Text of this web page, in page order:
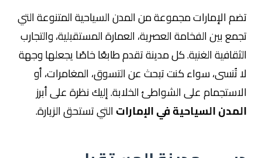
تضم الإمارات مجموعة من المدن السياحية المتنوعة التي
تجمع بين الفخامة العصرية، العمارة المستقبلية، والتجارب
الثقافية الغنية. كل مدينة تقدم طابعًا خاصًا يجعلها وجهة
لا تُنسى، سواء كنت تبحث عن التسوق، المغامرات، أو
الاستجمام على الشواطئ الخلابة. إليك نظرة على أبرز
المدن السياحية في الإماراتالتي تستحق الزيارة.